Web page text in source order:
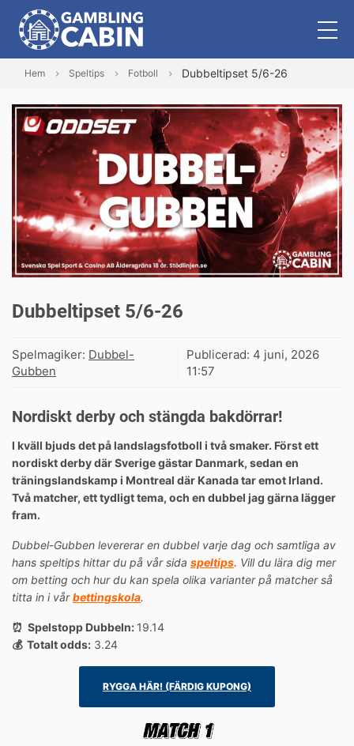
Hem Speltips Fotboll Dubbeltipset 5/6-26
Dubbeltipset 5/6-26
Spelmagiker: Dubbel-
Gubben
Publicerad: 4 juni, 2026
11:57
Nordiskt derby och stängda bakdörrar!
I kväll bjuds det på landslagsfotboll i två smaker. Först ett
nordiskt derby där Sverige gästar Danmark, sedan en
träningslandskamp i Montreal där Kanada tar emot Irland.
Två matcher, ett tydligt tema, och en dubbel jag gärna lägger
fram.
Dubbel-Gubben levererar en dubbel varje dag och samtliga av
hans speltips hittar du på vår sida speltips. Vill du lära dig mer
om betting och hur du kan spela olika varianter på matcher så
titta in i vårbettingskola.
⏰ Spelstopp Dubbeln: 19.14
💰 Totalt odds: 3.24
RYGGA HÄR! (FÄRDIG KUPONG)